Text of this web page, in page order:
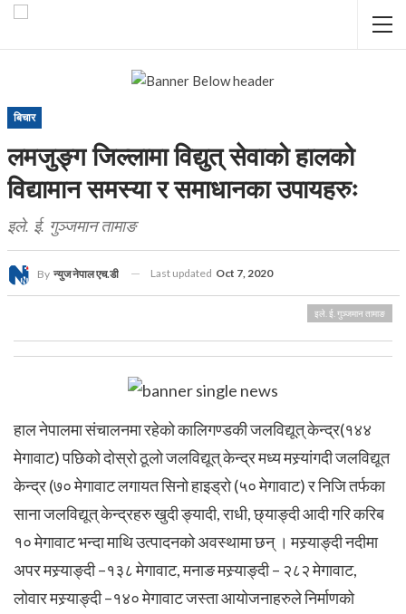
बिचार
लमजुङ्ग जिल्लामा विद्युत् सेवाको हालको
विद्यामान समस्या र समाधानका उपायहरुः
इले. ई. गुञ्जमान तामाङ
By न्युज नेपाल एच.डी Last updated Oct 7, 2020
इले. ई. गुञ्जमान तामाङ
हाल नेपालमा संचालनमा रहेको कालिगण्डकी जलविद्यूत् केन्द्र(१४४
मेगावाट) पछिको दोस्रो ठूलो जलविद्यूत् केन्द्र मध्य मस्र्यांगदी जलविद्यूत
केन्द्र (७० मेगावाट लगायत सिनो हाइड्रो (५० मेगावाट) र निजि तर्फका
साना जलविद्यूत् केन्द्रहरु खुदी ङ्यादी, राधी, छ्याङ्दी आदी गरि करिब
१० मेगावाट भन्दा माथि उत्पादनको अवस्थामा छन् । मस्र्याङ्दी नदीमा
अपर मस्र्याङ्दी –१३८ मेगावाट, मनाङ मस्र्याङ्दी – २८२ मेगावाट,
लोवार मस्र्याङ्दी –१४० मेगावाट जस्ता आयोजनाहरुले निर्माणको